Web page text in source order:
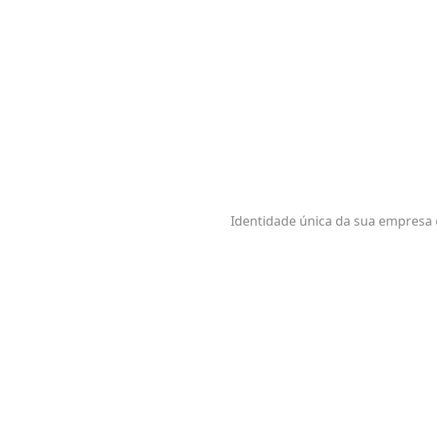
Identidade única da sua